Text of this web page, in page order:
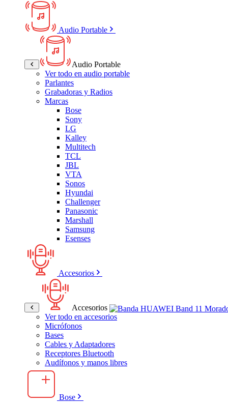
Audio Portable
Audio Portable
Ver todo en audio portable
Parlantes
Grabadoras y Radios
Marcas
Bose
Sony
LG
Kalley
Multitech
TCL
JBL
VTA
Sonos
Hyundai
Challenger
Panasonic
Marshall
Samsung
Esenses
Accesorios
Accesorios
Ver todo en accesorios
Micrófonos
Bases
Cables y Adaptadores
Receptores Bluetooth
Audífonos y manos libres
Bose